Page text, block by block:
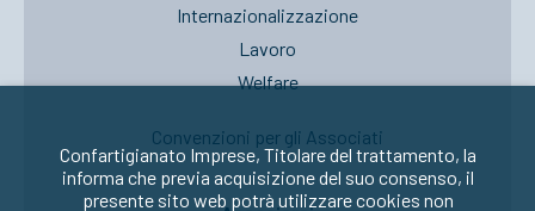
Internazionalizzazione
Lavoro
Welfare
Convenzioni per gli Associati
Confartigianato Imprese, Titolare del trattamento, la
informa che previa acquisizione del suo consenso, il
presente sito web potrà utilizzare cookies non